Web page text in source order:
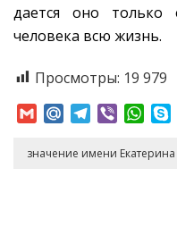
дается оно только
человека всю жизнь.
Просмотры: 19 979
GmailMail.RuTelegram
Viber
значение имени Екатерина